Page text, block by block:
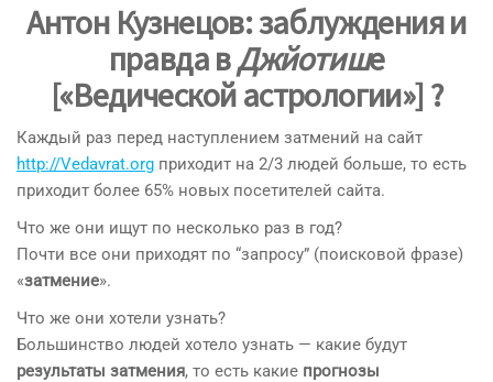
Антон Кузнецов: заблуждения и
правда вДжйотише
[«Ведической астрологии»] ?
Каждый раз перед наступлением затмений на сайт
http://Vedavrat.org приходит на 2/3 людей больше, то есть
приходит более 65% новых посетителей сайта.
Что же они ищут по несколько раз в год?
Почти все они приходят по “запросу” (поисковой фразе)
«затмение».
Что же они хотели узнать?
Большинство людей хотело узнать — какие будут
результаты затмения, то есть какие прогнозы